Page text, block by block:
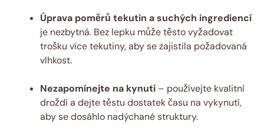
Úprava poměrů tekutin a⁣ suchých ingrediencí
je nezbytná.⁢ Bez ‌lepku může těsto vyžadovat
trošku více​ tekutiny, aby se zajistila​ požadovaná⁤
vlhkost.
Nezapomínejte na kynutí –⁤ používejte kvalitní
droždí a ​dejte‌ těstu ​dostatek času na⁤ vykynutí,
aby se dosáhlo nadýchané struktury.